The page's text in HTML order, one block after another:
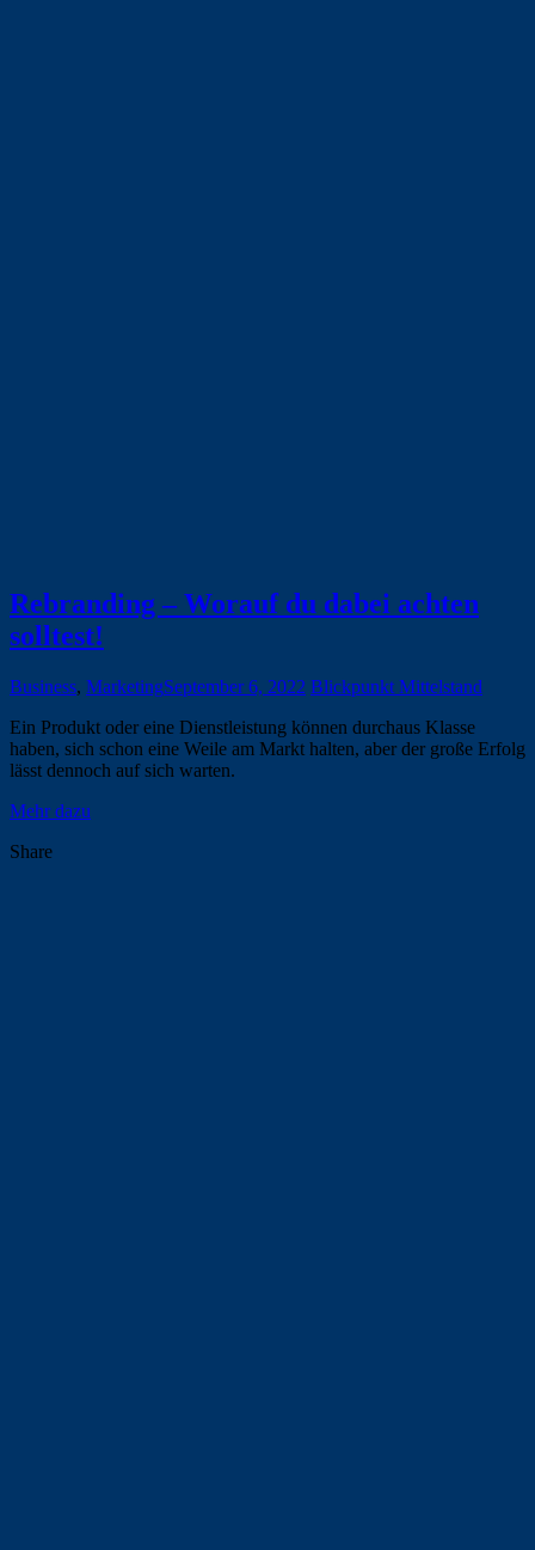
Rebranding – Worauf du dabei achten
solltest!
Business, MarketingSeptember 6, 2022 Blickpunkt Mittelstand
Ein Produkt oder eine Dienstleistung können durchaus Klasse
haben, sich schon eine Weile am Markt halten, aber der große Erfolg
lässt dennoch auf sich warten.
Mehr dazu
Share